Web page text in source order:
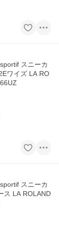
スニーカ
ワイズ LA RO
スニーカ
ス LA ROLAND